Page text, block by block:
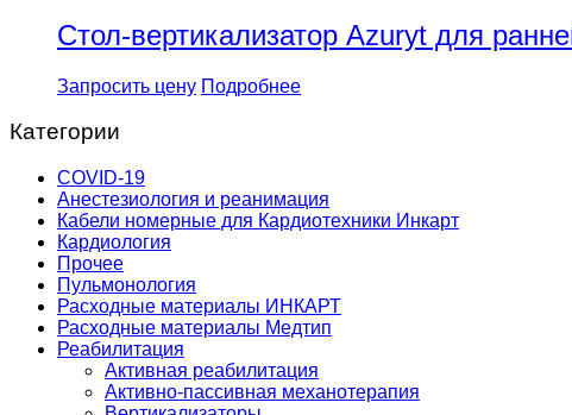
Стол-вертикализатор Azuryt для
Запросить цену Подробнее
Категории
COVID-19
Анестезиология и реанимация
Кабели номерные для Кардиотехники Инкарт
Кардиология
Прочее
Пульмонология
Расходные материалы ИНКАРТ
Расходные материалы Медтип
Реабилитация
Активная реабилитация
Активно-пассивная механотерапия